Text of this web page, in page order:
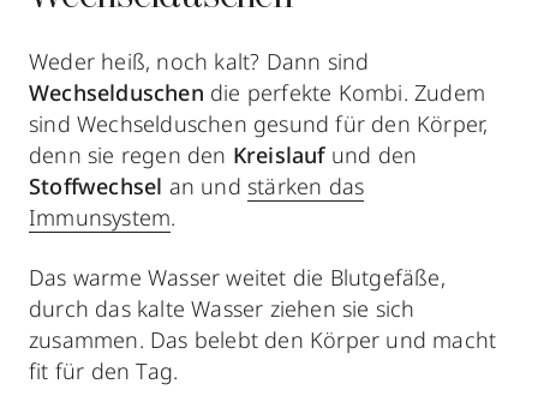
Weder heiß, noch kalt? Dann sind
Wechselduschen die perfekte Kombi. Zudem
sind Wechselduschen gesund für den Körper,
denn sie regen den Kreislaufund den
Stoffwechsel an und stärken das
Immunsystem.
Das warme Wasser weitet die Blutgefäße,
durch das kalte Wasser ziehen sie sich
zusammen. Das belebt den Körper und macht
fit für den Tag.